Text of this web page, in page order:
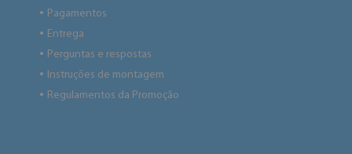
● Pagamentos
● Entrega
● Perguntas e respostas
● Instruções de montagem
● Regulamentos da Promoção